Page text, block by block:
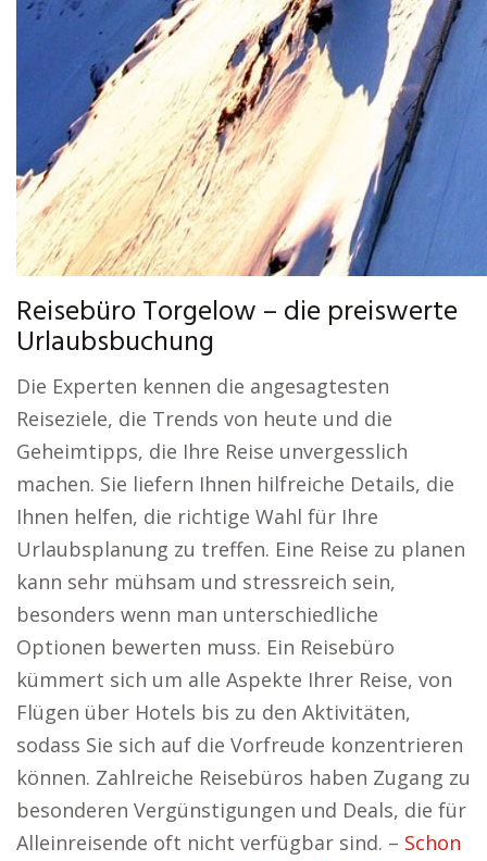
Reisebüro Torgelow – die preiswerte
Urlaubsbuchung
Die Experten kennen die angesagtesten
Reiseziele, die Trends von heute und die
Geheimtipps, die Ihre Reise unvergesslich
machen. Sie liefern Ihnen hilfreiche Details, die
Ihnen helfen, die richtige Wahl für Ihre
Urlaubsplanung zu treffen. Eine Reise zu planen
kann sehr mühsam und stressreich sein,
besonders wenn man unterschiedliche
Optionen bewerten muss. Ein Reisebüro
kümmert sich um alle Aspekte Ihrer Reise, von
Flügen über Hotels bis zu den Aktivitäten,
sodass Sie sich auf die Vorfreude konzentrieren
können. Zahlreiche Reisebüros haben Zugang zu
besonderen Vergünstigungen und Deals, die für
Alleinreisende oft nicht verfügbar sind. – Schon